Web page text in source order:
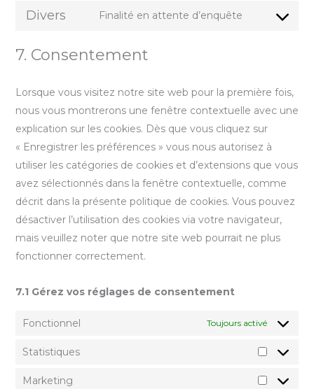
Divers Finalité en attente d’enquête
7. Consentement
Lorsque vous visitez notre site web pour la première fois,
nous vous montrerons une fenêtre contextuelle avec une
explication sur les cookies. Dès que vous cliquez sur
« Enregistrer les préférences » vous nous autorisez à
utiliser les catégories de cookies et d’extensions que vous
avez sélectionnés dans la fenêtre contextuelle, comme
décrit dans la présente politique de cookies. Vous pouvez
désactiver l’utilisation des cookies via votre navigateur,
mais veuillez noter que notre site web pourrait ne plus
fonctionner correctement.
7.1 Gérez vos réglages de consentement
Fonctionnel Toujours activé
Statistiques
Marketing